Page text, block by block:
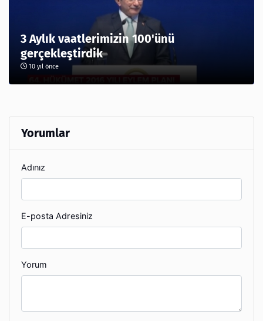
3 Aylık vaatlerimizin 100'ünü
gerçekleştirdik
10 yıl önce
Yorumlar
Adınız
E-posta Adresiniz
Yorum